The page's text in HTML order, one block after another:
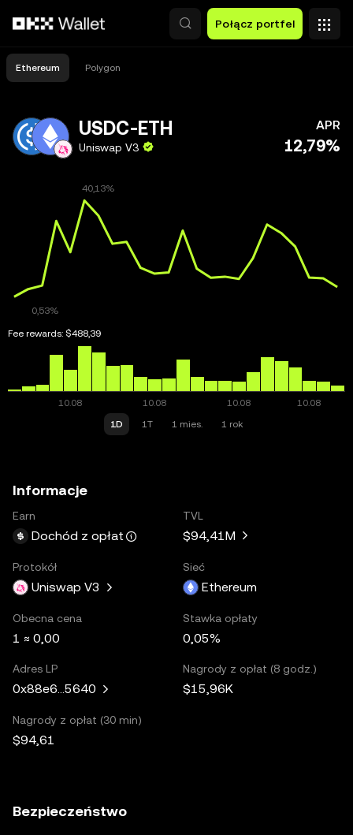
Połącz portfel
Ethereum Polygon
USDC-ETH
Uniswap V3
APR
12,79%
Fee rewards: $488,39
1D 1T 1 mies. 1 rok
Informacje
Earn
Dochód z opłat
TVL
$94,41M
Protokół
Uniswap V3
Sieć
Ethereum
Obecna cena
1 ≈ 0,00
Stawka opłaty
0,05%
Adres LP
0x88e6...5640
Nagrody z opłat (8 godz.)
$15,96K
Nagrody z opłat (30 min)
$94,61
Bezpieczeństwo